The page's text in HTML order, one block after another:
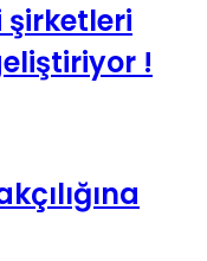
şirketleri
!